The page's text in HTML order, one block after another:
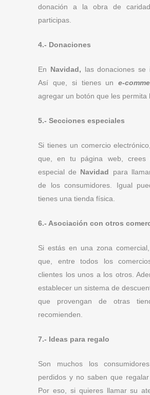
donación a la obra de
participas.
4.- Donaciones
En Navidad, las donaciones se
Así que, si tienes une-
agregar un botón que les permita
5.- Secciones especiales
Si tienes un comercio
que, en tu página web, crees
especial de Navidad para
de los consumidores. Igual
tienes una tienda física.
6.- Asociación con otros
Si estás en una zona
que, entre todos los
clientes los unos a los otros.
establecer un sistema de
que provengan de otras
recomienden.
7.- Ideas para regalo
Son muchos los
perdidos y no saben que regalar
Por eso, si quieres llamar su